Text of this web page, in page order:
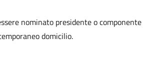
nominato presidente o
domicilio.